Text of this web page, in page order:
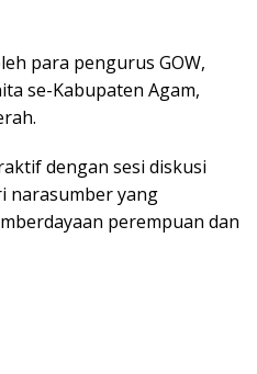
para pengurus GOW,
se-Kabupaten Agam,
dengan sesi diskusi
narasumber yang
perempuan dan